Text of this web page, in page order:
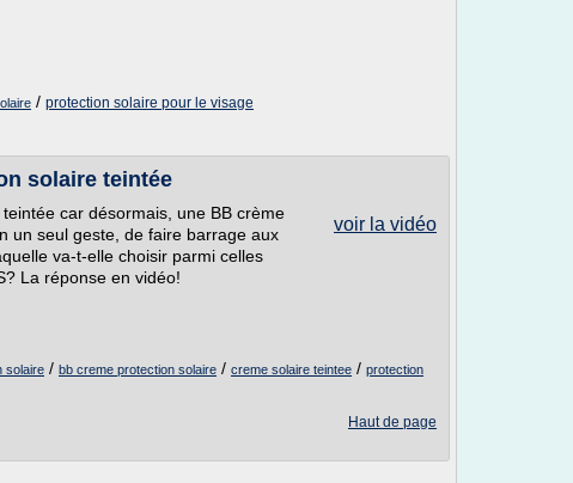
/ protection solaire pour le visage
solaire teintée
voir la vidéo
car désormais, une BB crème
un seul geste, de faire barrage aux
va-t-elle choisir parmi celles
La réponse en vidéo!
solaire / bb creme protection solaire / creme solaire teintee / protection
Haut de page